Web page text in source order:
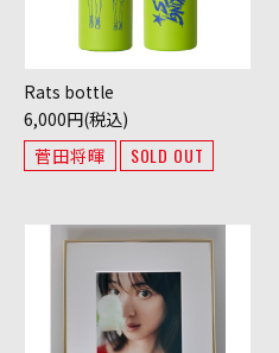
Rats bottle
6,000円(税込)
菅田将暉 SOLD OUT